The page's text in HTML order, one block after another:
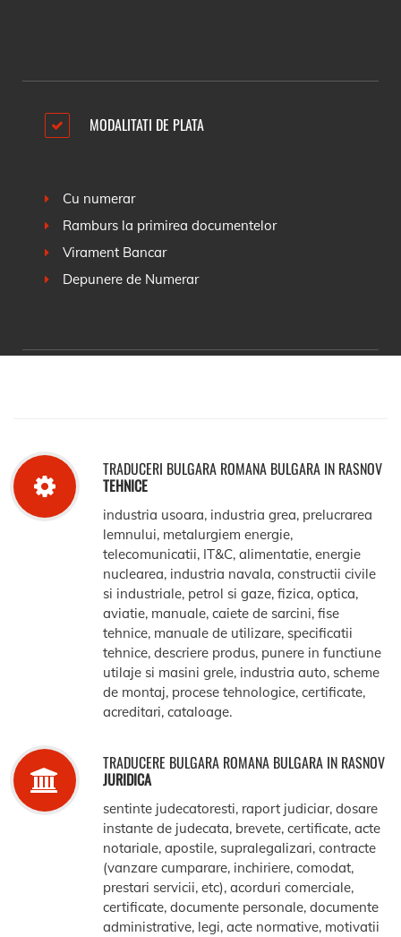
MODALITATI DE PLATA
Cu numerar
Ramburs la primirea documentelor
Virament Bancar
Depunere de Numerar
TRADUCERI BULGARA ROMANA BULGARA IN RASNOV
TEHNICE
industria usoara, industria grea, prelucrarea
lemnului, metalurgiem energie,
telecomunicatii, IT&C, alimentatie, energie
nuclearea, industria navala, constructii civile
si industriale, petrol si gaze, fizica, optica,
aviatie, manuale, caiete de sarcini, fise
tehnice, manuale de utilizare, specificatii
tehnice, descriere produs, punere in functiune
utilaje si masini grele, industria auto, scheme
de montaj, procese tehnologice, certificate,
acreditari, cataloage.
TRADUCERE BULGARA ROMANA BULGARA IN RASNOV
JURIDICA
sentinte judecatoresti, raport judiciar, dosare
instante de judecata, brevete, certificate, acte
notariale, apostile, supralegalizari, contracte
(vanzare cumparare, inchiriere, comodat,
prestari servicii, etc), acorduri comerciale,
certificate, documente personale, documente
administrative, legi, acte normative, motivatii